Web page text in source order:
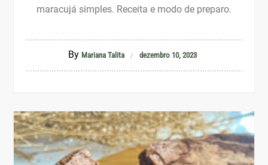
maracujá simples. Receita e modo de preparo.
By Mariana Talita dezembro 10, 2023